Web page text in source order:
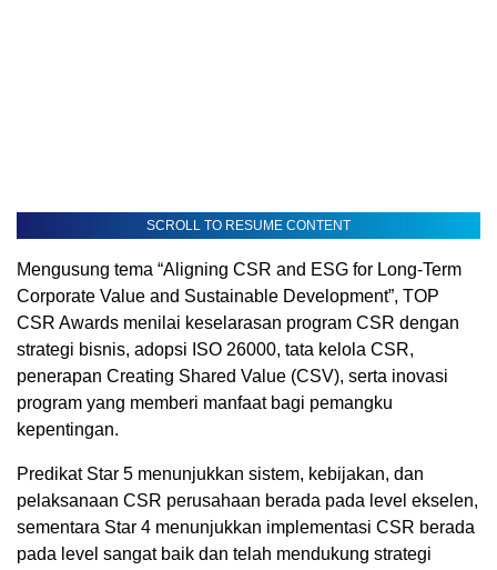
SCROLL TO RESUME CONTENT
Mengusung tema “Aligning CSR and ESG for Long-Term
Corporate Value and Sustainable Development”, TOP
CSR Awards menilai keselarasan program CSR dengan
strategi bisnis, adopsi ISO 26000, tata kelola CSR,
penerapan Creating Shared Value (CSV), serta inovasi
program yang memberi manfaat bagi pemangku
kepentingan.
Predikat Star 5 menunjukkan sistem, kebijakan, dan
pelaksanaan CSR perusahaan berada pada level ekselen,
sementara Star 4 menunjukkan implementasi CSR berada
pada level sangat baik dan telah mendukung strategi